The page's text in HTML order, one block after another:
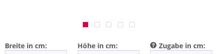
Breite in cm: Höhe in cm: Zugabe in cm: